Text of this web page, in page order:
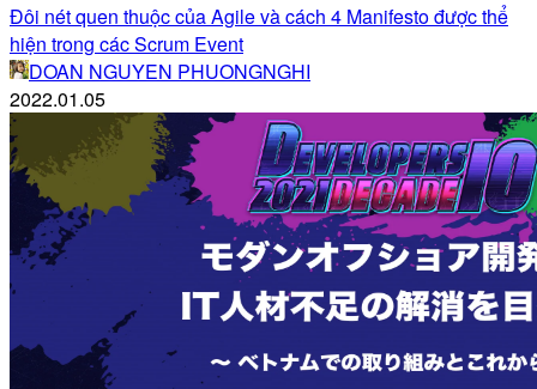
Đôi nét quen thuộc của Agile và cách 4 Manifesto được thể
hiện trong các Scrum Event
DOAN NGUYEN PHUONGNGHI
2022.01.05